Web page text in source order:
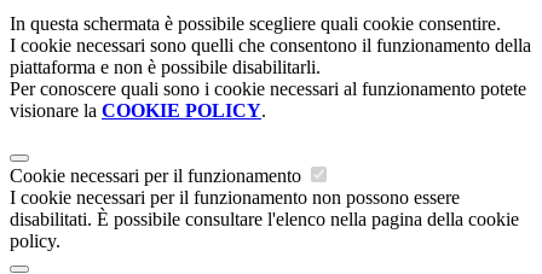
In questa schermata è possibile scegliere quali cookie consentire.
I cookie necessari sono quelli che consentono il funzionamento della
piattaforma e non è possibile disabilitarli.
Per conoscere quali sono i cookie necessari al funzionamento potete
visionare la COOKIE POLICY.
Cookie necessari per il funzionamento
I cookie necessari per il funzionamento non possono essere
disabilitati. È possibile consultare l'elenco nella pagina della cookie
policy.